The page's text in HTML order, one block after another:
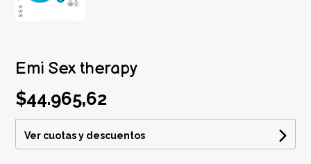
Emi Sex therapy
$44.965,62
Ver cuotas y descuentos